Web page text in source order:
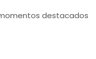
destacados